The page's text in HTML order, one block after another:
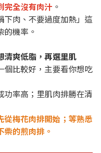
完全沒有肉汁 。
下肉、不要過度加熱」這
機率。
清爽低脂，再選里肌
個比較好，主要看你想吃
功率高；里肌肉排勝在清
從梅花肉排開始；等熟悉
的煎肉排。